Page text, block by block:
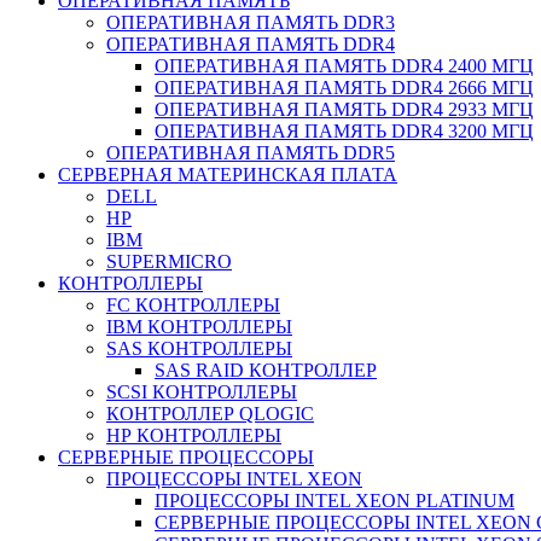
ОПЕРАТИВНАЯ ПАМЯТЬ DDR3
ОПЕРАТИВНАЯ ПАМЯТЬ DDR4
ОПЕРАТИВНАЯ ПАМЯТЬ DDR4 2400 МГЦ
ОПЕРАТИВНАЯ ПАМЯТЬ DDR4 2666 МГЦ
ОПЕРАТИВНАЯ ПАМЯТЬ DDR4 2933 МГЦ
ОПЕРАТИВНАЯ ПАМЯТЬ DDR4 3200 МГЦ
ОПЕРАТИВНАЯ ПАМЯТЬ DDR5
СЕРВЕРНАЯ МАТЕРИНСКАЯ ПЛАТА
DELL
HP
IBM
SUPERMICRO
КОНТРОЛЛЕРЫ
FC КОНТРОЛЛЕРЫ
IBM КОНТРОЛЛЕРЫ
SAS КОНТРОЛЛЕРЫ
SAS RAID КОНТРОЛЛЕР
SCSI КОНТРОЛЛЕРЫ
КОНТРОЛЛЕР QLOGIC
НР КОНТРОЛЛЕРЫ
СЕРВЕРНЫЕ ПРОЦЕССОРЫ
ПРОЦЕССОРЫ INTEL XEON
ПРОЦЕССОРЫ INTEL XEON PLATINUM
СЕРВЕРНЫЕ ПРОЦЕССОРЫ INTEL XEON